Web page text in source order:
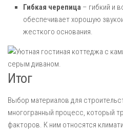
Гибкая черепица – гибкий и
обеспечивает хорошую
жесткого основания.
Итог
Выбор материалов для
многогранный процесс, который
факторов. К ним относятся